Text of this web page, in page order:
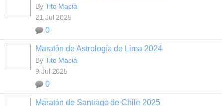
By Tito Maciá
21 Jul 2025
0
Maratón de Astrología de Lima 2024
By Tito Maciá
9 Jul 2025
0
Maratón de Santiago de Chile 2025